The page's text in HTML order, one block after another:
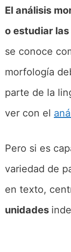
El análisis
o estudiar
se conoce
morfología
parte de la
ver con el
Pero si es
variedad de
en texto,
unidades